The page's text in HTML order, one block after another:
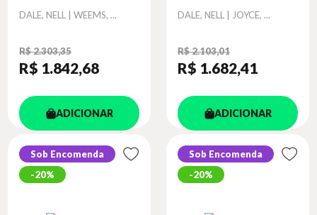
Autor
DALE, NELL | WEEMS, ...
R$ 2.303,35
R$ 1.842,68
ADICIONAR
Autor
DALE, NELL | JOYCE, ...
R$ 2.103,01
R$ 1.682,41
ADICIONAR
Sob Encomenda
20%
Sob Encomenda
20%